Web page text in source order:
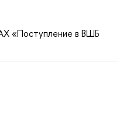
«Поступление в ВШБ